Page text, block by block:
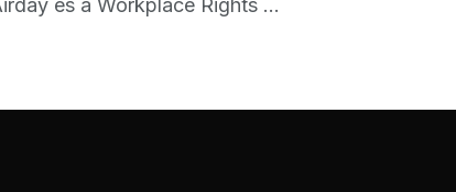
és a Workplace Rights ...